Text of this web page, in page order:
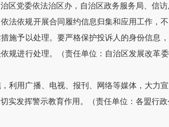
区党委依法治区办，自治区政务服务局、信
法依规开展合同履约信息归集和应用工作，
施予以处理。要严格保护投诉人的身份信息
规进行处理。（责任单位：自治区发展改革
利用广播、电视、报刊、网络等媒体，大力
实发挥警示教育作用。（责任单位：各盟行